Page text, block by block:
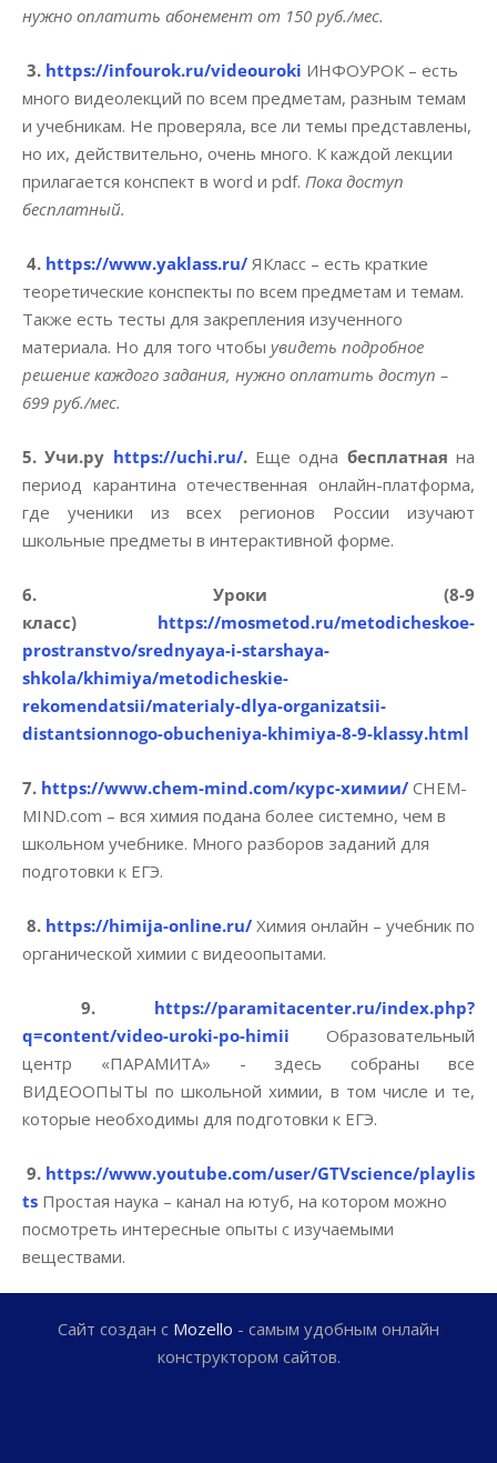
нужно оплатить абонемент от 150 руб./мес.
3. https://infourok.ru/videouroki ИНФОУРОК – есть
много видеолекций по всем предметам, разным темам
и учебникам. Не проверяла, все ли темы представлены,
но их, действительно, очень много. К каждой лекции
прилагается конспект в word и pdf. Пока доступ
бесплатный.
4. https://www.yaklass.ru/ ЯКласс – есть краткие
теоретические конспекты по всем предметам и темам.
Также есть тесты для закрепления изученного
материала. Но для того чтобы увидеть подробное
решение каждого задания, нужно оплатить доступ –
699 руб./мес.
5. Учи.ру https://uchi.ru/. Еще одна бесплатная на
период карантина отечественная онлайн-платформа,
где ученики из всех регионов России изучают
школьные предметы в интерактивной форме.
6. Уроки (8-9
класс) https://mosmetod.ru/metodicheskoe-
prostranstvo/srednyaya-i-starshaya-
shkola/khimiya/metodicheskie-
rekomendatsii/materialy-dlya-organizatsii-
distantsionnogo-obucheniya-khimiya-8-9-klassy.html
7. https://www.chem-mind.com/курс-химии/ CHEM-
MIND.com – вся химия подана более системно, чем в
школьном учебнике. Много разборов заданий для
подготовки к ЕГЭ.
8. https://himija-online.ru/ Химия онлайн – учебник по
органической химии с видеоопытами.
9. https://paramitacenter.ru/index.php?
q=content/video-uroki-po-himii
Образовательный
центр «ПАРАМИТА» - здесь собраны все
ВИДЕООПЫТЫ по школьной химии, в том числе и те,
которые необходимы для подготовки к ЕГЭ.
9. https://www.youtube.com/user/GTVscience/playlis
ts Простая наука – канал на ютуб, на котором можно
посмотреть интересные опыты с изучаемыми
веществами.
Сайт создан с Mozello - самым удобным онлайн
конструктором сайтов.